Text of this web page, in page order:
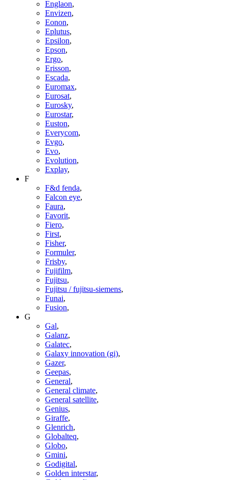
Englaon,
Envizen,
Eonon,
Eplutus,
Epsilon,
Epson,
Ergo,
Erisson,
Escada,
Euromax,
Eurosat,
Eurosky,
Eurostar,
Euston,
Everycom,
Evgo,
Evo,
Evolution,
Explay,
F
F&d fenda,
Falcon eye,
Faura,
Favorit,
Fiero,
First,
Fisher,
Formuler,
Frisby,
Fujifilm,
Fujitsu,
Fujitsu / fujitsu-siemens,
Funai,
Fusion,
G
Gal,
Galanz,
Galatec,
Galaxy innovation (gi),
Gazer,
Geepas,
General,
General climate,
General satellite,
Genius,
Giraffe,
Glenrich,
Globalteq,
Globo,
Gmini,
Godigital,
Golden interstar,